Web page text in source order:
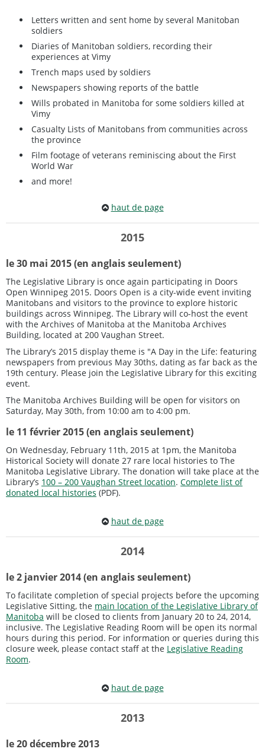
Letters written and sent home by several Manitoban
soldiers
Diaries of Manitoban soldiers, recording their
experiences at Vimy
Trench maps used by soldiers
Newspapers showing reports of the battle
Wills probated in Manitoba for some soldiers killed at
Vimy
Casualty Lists of Manitobans from communities across
the province
Film footage of veterans reminiscing about the First
World War
and more!
haut de page
2015
le 30 mai 2015 (en anglais seulement)
The Legislative Library is once again participating in Doors
Open Winnipeg 2015. Doors Open is a city-wide event inviting
Manitobans and visitors to the province to explore historic
buildings across Winnipeg. The Library will co-host the event
with the Archives of Manitoba at the Manitoba Archives
Building, located at 200 Vaughan Street.
The Library’s 2015 display theme is "A Day in the Life: featuring
newspapers from previous May 30ths, dating as far back as the
19th century. Please join the Legislative Library for this exciting
event.
The Manitoba Archives Building will be open for visitors on
Saturday, May 30th, from 10:00 am to 4:00 pm.
le 11 février 2015 (en anglais seulement)
On Wednesday, February 11th, 2015 at 1pm, the Manitoba
Historical Society will donate 27 rare local histories to The
Manitoba Legislative Library. The donation will take place at the
Library’s 100 – 200 Vaughan Street location. Complete list of
donated local histories (PDF).
haut de page
2014
le 2 janvier 2014 (en anglais seulement)
To facilitate completion of special projects before the upcoming
Legislative Sitting, the main location of the Legislative Library of
Manitoba will be closed to clients from January 20 to 24, 2014,
inclusive. The Legislative Reading Room will be open its normal
hours during this period. For information or queries during this
closure week, please contact staff at the Legislative Reading
Room.
haut de page
2013
le 20 décembre 2013